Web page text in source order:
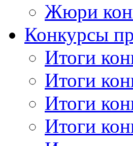
Жюри
Конкурсы
Итоги
Итоги
Итоги
Итоги